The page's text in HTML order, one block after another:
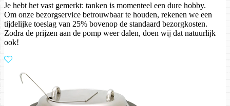
Je hebt het vast gemerkt: tanken is momenteel een dure hobby.
Om onze bezorgservice betrouwbaar te houden, rekenen we een
tijdelijke toeslag van 25% bovenop de standaard bezorgkosten.
Zodra de prijzen aan de pomp weer dalen, doen wij dat natuurlijk
ook!